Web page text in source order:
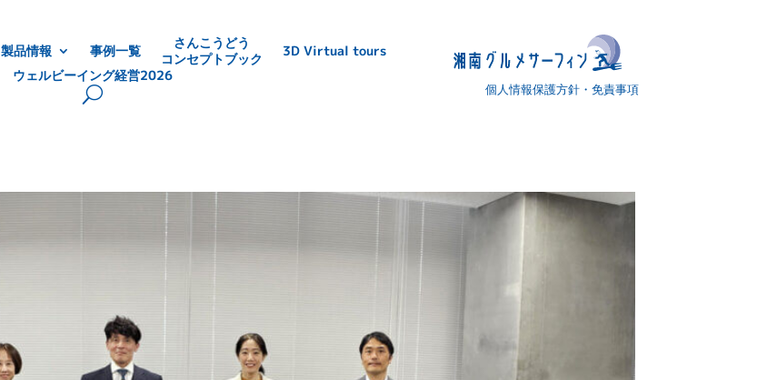
製品情報 事例一覧
さんこうどう
コンセプトブック
3D Virtual tours
ウェルビーイング経営2026
個人情報保護方針・免責事項